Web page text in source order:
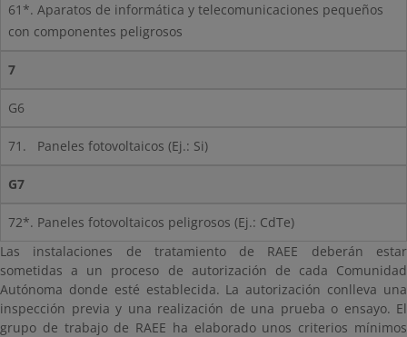
61*. Aparatos de informática y telecomunicaciones pequeños
con componentes peligrosos
7
G6
71. Paneles fotovoltaicos (Ej.: Si)
G7
72*. Paneles fotovoltaicos peligrosos (Ej.: CdTe)
Las instalaciones de tratamiento de RAEE deberán estar
sometidas a un proceso de autorización de cada Comunidad
Autónoma donde esté establecida. La autorización conlleva una
inspección previa y una realización de una prueba o ensayo. El
grupo de trabajo de RAEE ha elaborado unos criterios mínimos